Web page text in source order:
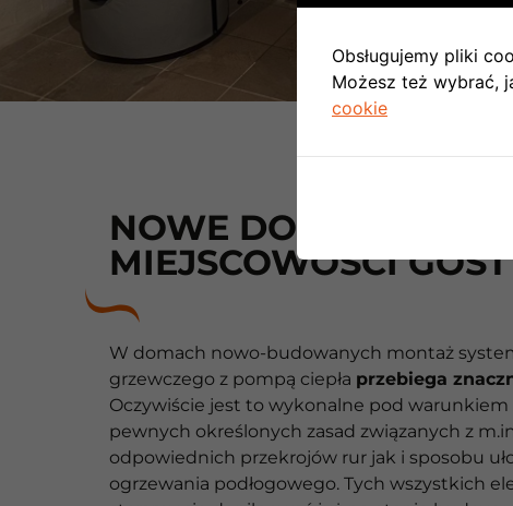
NOWE DOMY W
MIEJSCOWOŚCI
W domach nowo-budowanych montaż
grzewczego z pompą ciepła przebiega
Oczywiście jest to wykonalne pod warunkiem
pewnych określonych zasad związanych z
odpowiednich przekrojów rur jak i sposobu
ogrzewania podłogowego. Tych wszystkich
Obsługujemy pliki
Możesz też wybrać,
cookie